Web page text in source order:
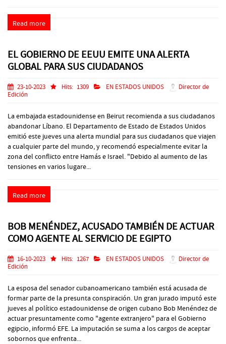
Read more
EL GOBIERNO DE EEUU EMITE UNA ALERTA
GLOBAL PARA SUS CIUDADANOS
23-10-2023 Hits: 1309 EN ESTADOS UNIDOS
Director de
Edición
La embajada estadounidense en Beirut recomienda a sus ciudadanos
abandonar Líbano. El Departamento de Estado de Estados Unidos
emitió este jueves una alerta mundial para sus ciudadanos que viajen
a cualquier parte del mundo, y recomendó especialmente evitar la
zona del conflicto entre Hamás e Israel. "Debido al aumento de las
tensiones en varios lugare...
Read more
BOB MENÉNDEZ, ACUSADO TAMBIÉN DE ACTUAR
COMO AGENTE AL SERVICIO DE EGIPTO
16-10-2023 Hits: 1267 EN ESTADOS UNIDOS
Director de
Edición
La esposa del senador cubanoamericano también está acusada de
formar parte de la presunta conspiración. Un gran jurado imputó este
jueves al político estadounidense de origen cubano Bob Menéndez de
actuar presuntamente como "agente extranjero" para el Gobierno
egipcio, informó EFE. La imputación se suma a los cargos de aceptar
sobornos que enfrenta...